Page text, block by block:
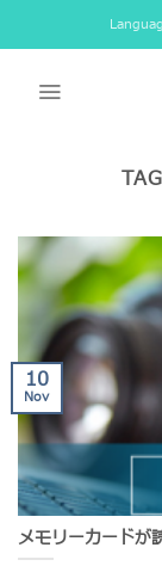
to
メモリーカードが
10
Nov